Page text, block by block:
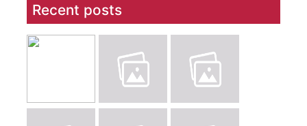
Recent posts